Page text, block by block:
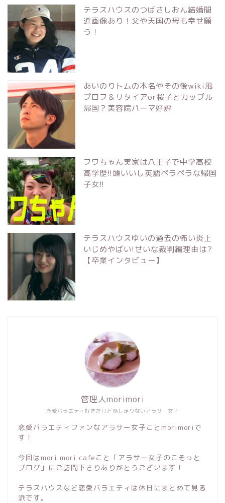
テラスハウスのつばさしおん結婚間
近画像あり！父や天国の母も幸せ願
う！
あいのりトムの本名やその後wiki風
プロフ＆リタイアor桜子とカップル
帰国？美容院パーマ好評
フワちゃん実家は八王子で中学高校
高学歴!!頭いいし英語ペラペラな帰国
子女!!
テラスハウスゆいの過去の怖い炎上
いじめやばい!せいな裁判編理由は?
【卒業インタビュー】
恋愛バラエティ好きだけど話し足りないアラサー女子
管理人morimori
恋愛バラエティファンなアラサー女子ことmorimoriで
す！
今回はmori mori cafeこと「アラサー女子のこそっと
ブログ」にご訪問下さりありがとうございます！
テラスハウスなど恋愛バラエティは休日にまとめて見る
派です。